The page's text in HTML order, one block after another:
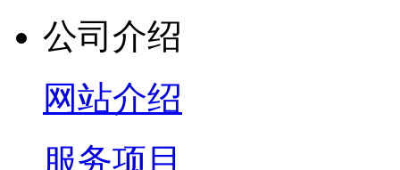
公司介绍
网站介绍
服务项目